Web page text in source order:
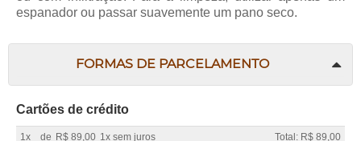
espanador ou passar suavemente um pano seco.
FORMAS DE PARCELAMENTO
Cartões de crédito
1x de R$ 89,00 1x sem juros
Total: R$ 89,00